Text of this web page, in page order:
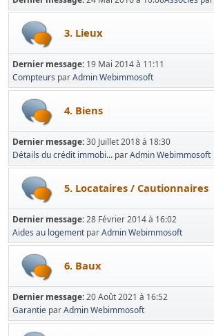
3. Lieux
Dernier message: 19 Mai 2014 à 11:11
Compteurs parAdmin Webimmosoft
4. Biens
Dernier message:30 Juillet 2018 à 18:30
Détails du crédit immobi... parAdmin Webimmosoft
5. Locataires / Cautionnaires
Dernier message:28 Février 2014 à 16:02
Aides au logement parAdmin Webimmosoft
6. Baux
Dernier message:20 Août 2021 à 16:52
Garantie parAdmin Webimmosoft